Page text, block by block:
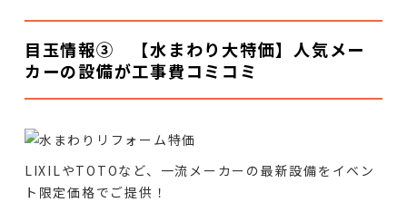
目玉情報③ 【水まわり大特価】人気メー
カーの設備が工事費コミコミ
LIXILやTOTOなど、一流メーカーの最新設備をイベン
ト限定価格でご提供！